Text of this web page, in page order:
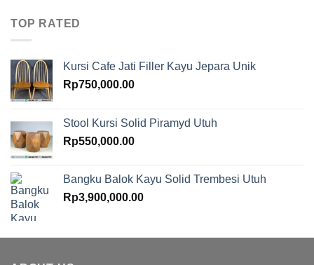
TOP RATED
Kursi Cafe Jati Filler Kayu Jepara Unik
Rp750,000.00
Stool Kursi Solid Piramyd Utuh
Rp550,000.00
Bangku Balok Kayu Solid Trembesi Utuh
Rp3,900,000.00